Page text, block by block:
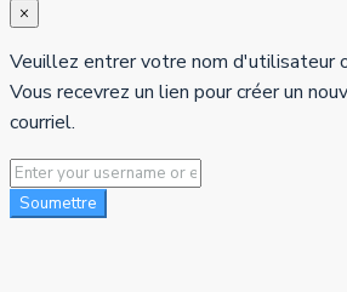
×
Veuillez entrer votre nom d'utilisateur
Vous recevrez un lien pour créer un
courriel.
Soumettre